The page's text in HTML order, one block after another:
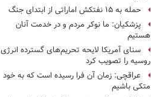
حمله به ۱۵ نفتکش‌ اماراتی از ابتدای جنگ
پزشکیان: ما نوکر مردم و در خدمت آنان
هستیم
سنای آمریکا لایحه تحریم‌های گسترده انرژی
روسیه را تصویب کرد
عراقچی: زمان آن فرا رسیده است که به خود
متکی باشیم